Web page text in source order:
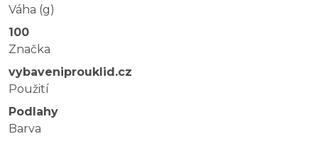
Váha (g)
100
Značka
vybaveniprouklid.cz
Použití
Podlahy
Barva